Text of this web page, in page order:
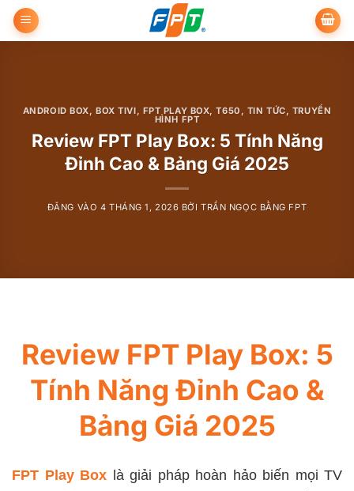
qua
ANDROID BOX,BOX TIVI, FPT PLAY BOX,T650 , TIN TỨC, TRUYỀN
HÌNH FPT
Review FPT Play Box: 5 Tính Năng
Đỉnh Cao & Bảng Giá 2025
ĐĂNG VÀO 4 THÁNG 1, 2026 BỞITRẦN NGỌC BẰNG FPT
Review FPT Play Box: 5
Tính Năng Đỉnh Cao &
Bảng Giá 2025
FPT Play Box là giải pháp hoàn hảo biến mọi TV